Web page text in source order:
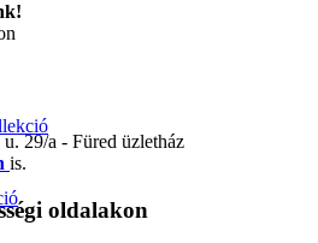
29/a - Füred üzletház
is.
oldalakon